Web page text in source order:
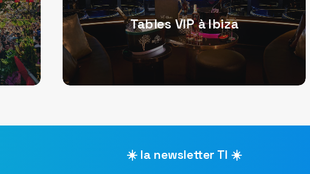
Tables VIP à Ibiza
☀️ la newsletter TI ☀️